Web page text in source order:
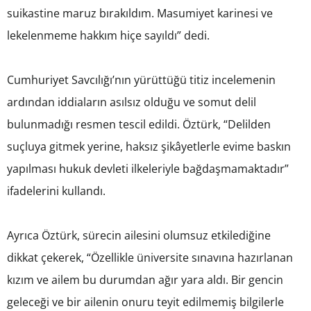
suikastine maruz bırakıldım. Masumiyet karinesi ve
lekelenmeme hakkım hiçe sayıldı” dedi.
Cumhuriyet Savcılığı’nın yürüttüğü titiz incelemenin
ardından iddiaların asılsız olduğu ve somut delil
bulunmadığı resmen tescil edildi. Öztürk, “Delilden
suçluya gitmek yerine, haksız şikâyetlerle evime baskın
yapılması hukuk devleti ilkeleriyle bağdaşmamaktadır”
ifadelerini kullandı.
Ayrıca Öztürk, sürecin ailesini olumsuz etkilediğine
dikkat çekerek, “Özellikle üniversite sınavına hazırlanan
kızım ve ailem bu durumdan ağır yara aldı. Bir gencin
geleceği ve bir ailenin onuru teyit edilmemiş bilgilerle